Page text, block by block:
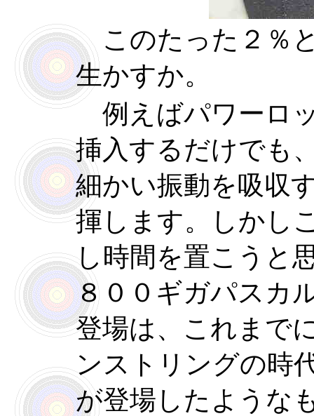
このたった２％
生かすか。
例えばパワーロ
挿入するだけでも
細かい振動を吸収
揮します。しかし
し時間を置こうと
８００ギガパスカ
登場は、これまで
ンストリングの時
が登場したような